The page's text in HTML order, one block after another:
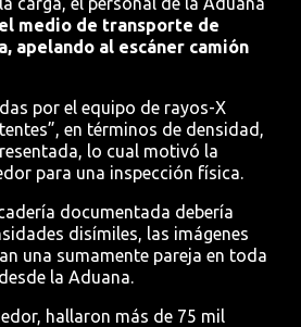
medio de transporte de
apelando al escáner camión
por el equipo de rayos-X
en términos de densidad,
lo cual motivó la
para una inspección física.
documentada debería
disímiles, las imágenes
una sumamente pareja en toda
la Aduana.
hallaron más de 75 mil